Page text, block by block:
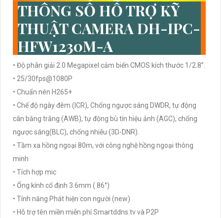
THÔNG SỐ HỖ TRỢ KỸ
THUẬT CAMERA DH-IPC-
HFW1230M-A
• Độ phân giải 2.0 Megapixel cảm biến CMOS kích thước 1/2.8”.
• 25/30fps@1080P
• Chuẩn nén H265+
• Chế độ ngày đêm (ICR), Chống ngược sáng DWDR, tự động
cân bằng trắng (AWB), tự động bù tín hiệu ảnh (AGC), chống
ngược sáng(BLC), chống nhiễu (3D-DNR).
• Tầm xa hồng ngoại 80m, với công nghệ hồng ngoại thông
minh
• Tích hợp mic
• Ống kính cố định 3.6mm ( 86°)
• Tính năng Phát hiện con người (new)
• Hỗ trợ tên miền miễn phí Smartddns.tv và P2P